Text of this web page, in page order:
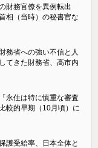
財務官僚を異例転出
相（当時）の秘書官な
務省への強い不信と人
てきた財務省、高市内
永住は特に慎重な審査
較的早期（10月頃）に
護受給率、日本全体と